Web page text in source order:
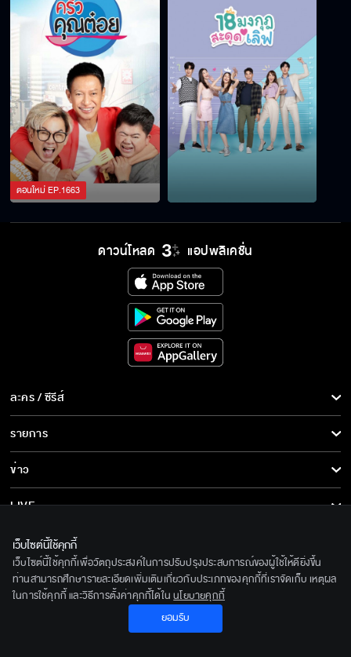
ตอนใหม่EP.1663
ดาวน์โหลด แอปพลิเคชั่น
ละคร / ซีรีส์
ละคร/ซีรีส์
ซีรีส์นานาชาติ
การ์ตูน & เกม
รายการ
รายการทั้งหมด
ข่าว
ข่าวทั้งหมด
ข่าวประชาสัมพันธ์
LIVE
เกี่ยวกับเรา
BEC World
รู้จักเรา
ติดตามเราได้ที่
© 2020 Bangkok Entertainment Co.,Ltd. All Rights Reserved.
Powered by BECi Corporation Ltd.
เว็บไซต์นี้ใช้คุกกี้
เว็บไซต์นี้ใช้คุกกี้เพื่อวัตถุประสงค์ในการปรับปรุงประสบการณ์ของผู้ใช้ให้ดียิ่งขึ้น
ท่านสามารถศึกษารายละเอียดเพิ่มเติมเกี่ยวกับประเภทของคุกกี้ที่เราจัดเก็บ เหตุผล
ในการใช้คุกกี้ และวิธีการตั้งค่าคุกกี้ได้ใน นโยบายคุกกี้
ยอมรับ